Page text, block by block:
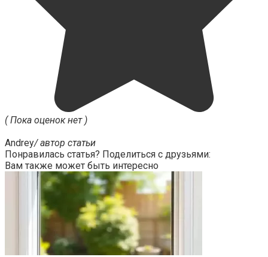
( Пока оценок нет )
Andrey/ автор статьи
Понравилась статья? Поделиться с друзьями:
Вам также может быть интересно